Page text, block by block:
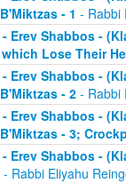
- 1 - Rabbi
- Erev Shabbos -
Lose Their
- Erev Shabbos -
- 2- Rabbi
- Erev Shabbos -
- 3;
- Erev Shabbos -
- Rabbi Eliyahu